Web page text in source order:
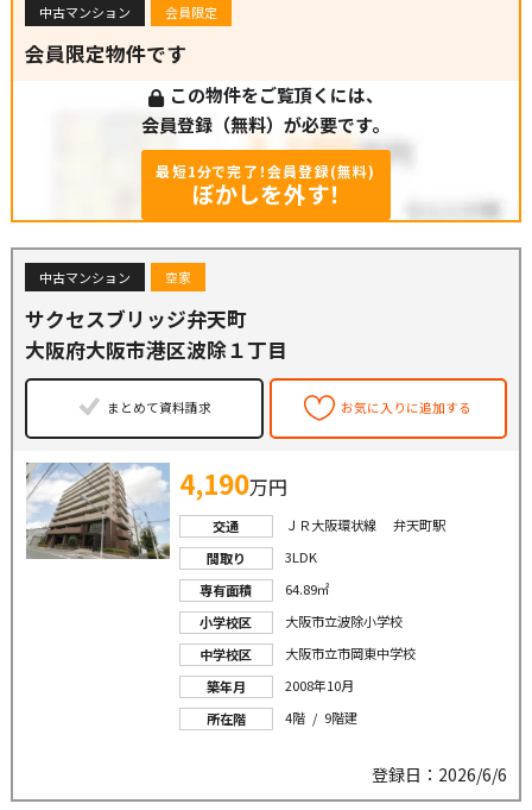
中古マンション 会員限定
会員限定物件です
この物件をご覧頂くには、
会員登録（無料）が必要です。
最短1分で完了！会員登録(無料)
ぼかしを外す！
中古マンション 空家
サクセスブリッジ弁天町
大阪府大阪市港区波除１丁目
まとめて資料請求 お気に入りに追加する
4,190万円
交通
ＪＲ大阪環状線 弁天町駅
間取り
3LDK
専有面積
64.89㎡
小学校区
大阪市立波除小学校
中学校区
大阪市立市岡東中学校
築年月
2008年10月
所在階
4階 / 9階建
登録日：2026/6/6